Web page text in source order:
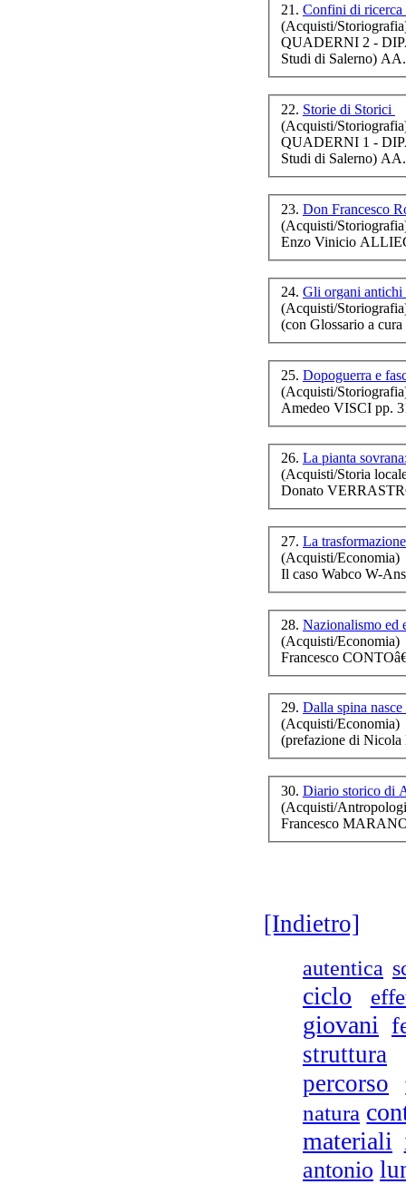
21. Confini di ricerca
(Acquisti/
QUADERNI 2 -
Studi di Salerno)
22. Storie di Storici
(Acquisti/
QUADERNI 1 -
Studi di Salerno)
23. Don Francesco
(Acquisti/
Enzo Vinicio
24. Gli organi
(Acquisti/
(con Glossario a
25. Dopoguerra e
(Acquisti/
Amedeo VISCI pp.
26. La pianta
(Acquisti/Storia
Donato
27. La
(Acquisti/Economia)
Il caso Wabco W-
28. Nazionalismo ed
(Acquisti/Economia)
Francesco
29. Dalla spina
(Acquisti/Economia)
(prefazione di
30. Diario storico di
(Acquisti/
Francesco
[Indietro]
autentica
ciclo
giovani
struttura
percorso
natura
materiali
antonio